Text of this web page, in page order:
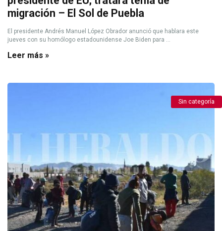
migración – El Sol de Puebla
El presidente Andrés Manuel López Obrador anunció que hablara este
jueves con su homólogo estadounidense Joe Biden para ...
Leer más »
Sin categoría